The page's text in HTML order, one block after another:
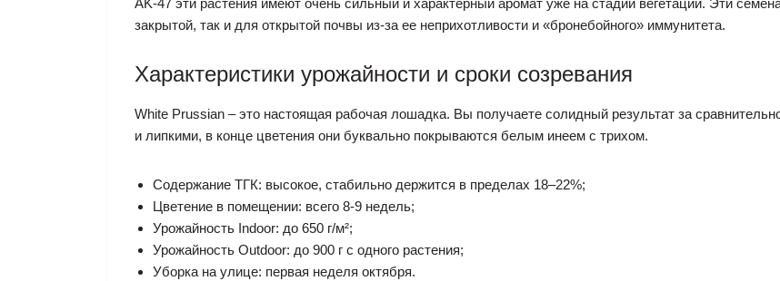
AK-47 эти растения имеют очень сильный и характерный аромат уже на стадии вегетации. Эти
закрытой, так и для открытой почвы из-за ее неприхотливости и «бронебойного» иммунитета.
Характеристики урожайности и сроки созревания
White Prussian – это настоящая рабочая лошадка. Вы получаете солидный результат за
и липкими, в конце цветения они буквально покрываются белым инеем с трихом.
Содержание ТГК: высокое, стабильно держится в пределах 18–22%;
Цветение в помещении: всего 8-9 недель;
Урожайность Indoor: до 650 г/м²;
Урожайность Outdoor: до 900 г с одного растения;
Уборка на улице: первая неделя октября.